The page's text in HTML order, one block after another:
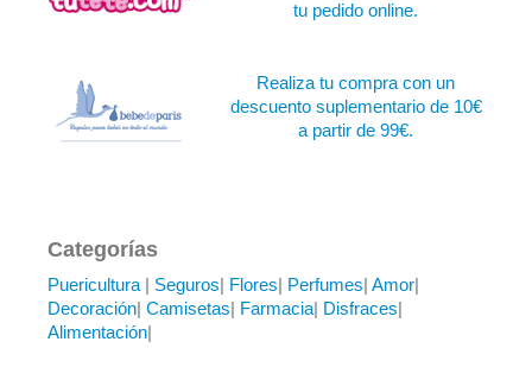
tu pedido online.
Realiza tu compra con un
descuento suplementario de 10€
a partir de 99€.
Categorías
Puericultura Seguros Flores Perfumes Amor
Decoración Camisetas Farmacia Disfraces
Alimentación